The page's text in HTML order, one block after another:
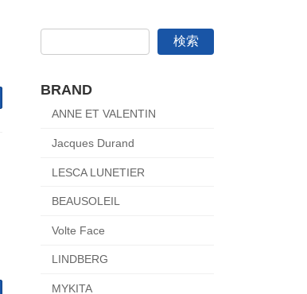
検索
BRAND
ANNE ET VALENTIN
Jacques Durand
LESCA LUNETIER
BEAUSOLEIL
Volte Face
LINDBERG
MYKITA